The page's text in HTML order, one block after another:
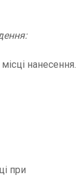
нанесення.
при